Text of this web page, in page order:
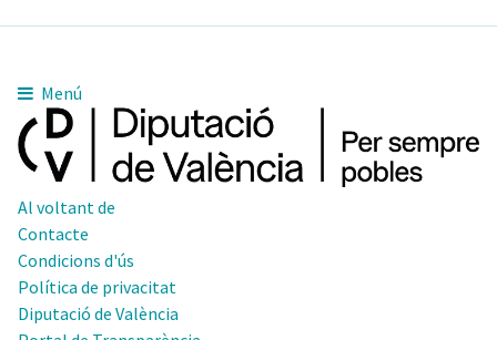
Menú
Al voltant de
Contacte
Condicions d'ús
Política de privacitat
Diputació de València